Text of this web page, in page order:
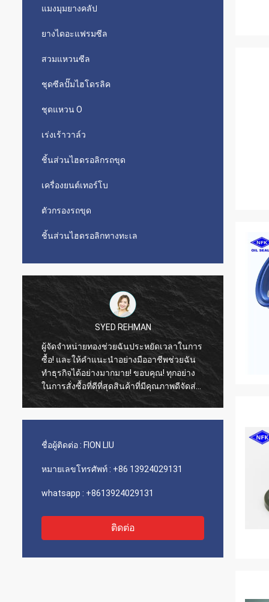
แมงมุมยางคลัป
ยางไดอะแฟรมซีล
สวมแหวนซีล
ชุดซีลปั๊มไฮโดรลิค
ชุดแหวน O
เร่งเร้าวาล์ว
ชิ้นส่วนไฮดรอลิกรถขุด
เครื่องยนต์เทอร์โบ
ตัวกรองรถขุด
ชิ้นส่วนไฮดรอลิกทางทะเล
SYED REHMAN
ผู้จัดจำหน่ายทองช่วยฉันประหยัดเวลาในการ
ซื้อ! และให้คำแนะนำอย่างมืออาชีพช่วยฉัน
ทำธุรกิจได้อย่างมากมาย! ขอบคุณ! ทุกอย่าง
ในการสั่งซื้อที่ดีที่สุดสินค้าที่มีคุณภาพดีจัดส่ง
ที่รวดเร็วและการบริการที่ดีมากฉันแนะนำให้
เพิ่มเติม
ชื่อผู้ติดต่อ : FION LIU
หมายเลขโทรศัพท์ : +86 13924029131
whatsapp : +8613924029131
ติดต่อ